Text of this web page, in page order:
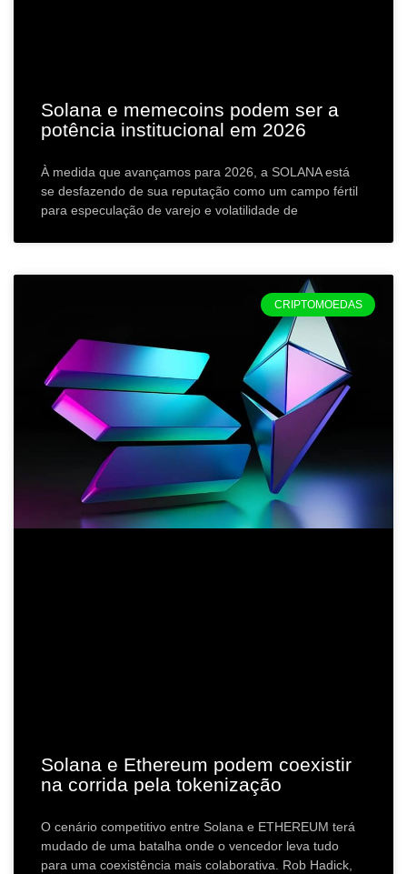
Solana e memecoins podem ser a
potência institucional em 2026
À medida que avançamos para 2026, a SOLANA está
se desfazendo de sua reputação como um campo fértil
para especulação de varejo e volatilidade de
CRIPTOMOEDAS
Solana e Ethereum podem coexistir
na corrida pela tokenização
O cenário competitivo entre Solana e ETHEREUM terá
mudado de uma batalha onde o vencedor leva tudo
para uma coexistência mais colaborativa. Rob Hadick,